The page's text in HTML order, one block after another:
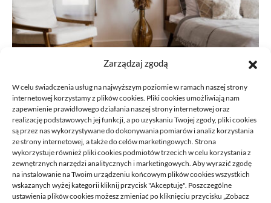
Zarządzaj zgodą
W celu świadczenia usług na najwyższym poziomie w ramach naszej strony
internetowej korzystamy z plików cookies. Pliki cookies umożliwiają nam
zapewnienie prawidłowego działania naszej strony internetowej oraz
realizację podstawowych jej funkcji, a po uzyskaniu Twojej zgody, pliki cookies
są przez nas wykorzystywane do dokonywania pomiarów i analiz korzystania
ze strony internetowej, a także do celów marketingowych. Strona
wykorzystuje również pliki cookies podmiotów trzecich w celu korzystania z
zewnętrznych narzędzi analitycznych i marketingowych. Aby wyrazić zgodę
na instalowanie na Twoim urządzeniu końcowym plików cookies wszystkich
wskazanych wyżej kategorii kliknij przycisk "Akceptuję". Poszczególne
ustawienia plików cookies możesz zmieniać po kliknięciu przycisku „Zobacz
Podłoga do przedpokoju przy wejściu
do domu: jak nie pomylić estetyki z
praktyką
10/06/2026